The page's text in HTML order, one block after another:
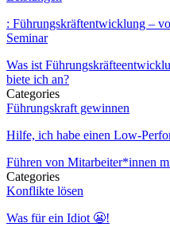
: Führungskräftentwicklung –
Seminar
Was ist
biete ich an?
Categories
Führungskraft gewinnen
Hilfe, ich habe einen Low-
Führen von Mitarbeiter*innen
Categories
Konflikte lösen
Was für ein Idiot 😬!